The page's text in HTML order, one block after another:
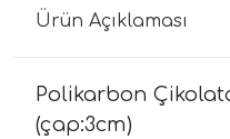
Ürün Açıklaması
Polikarbon
(çap:3cm)